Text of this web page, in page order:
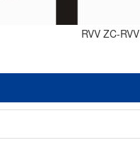
RVV ZC-RVV